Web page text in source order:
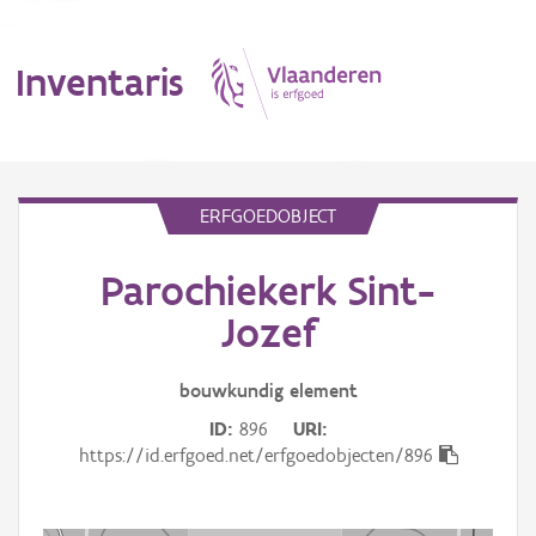
Inventaris
Erfgoedobject
ERFGOEDOBJECT
Parochiekerk Sint-
Jozef
bouwkundig element
ID 896
URI
https://id.erfgoed.net/erfgoedobjecten/896